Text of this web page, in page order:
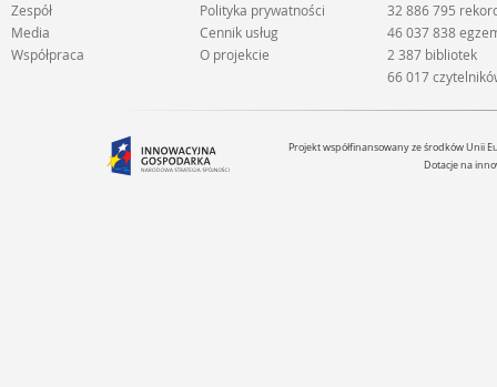
Zespół
Media
Współpraca
Polityka prywatności
Cennik usług
O projekcie
32 886 795
46 037 838
2 387 bibliotek
66 017
Projekt współfinansowany ze środków Unii
Dotacje na